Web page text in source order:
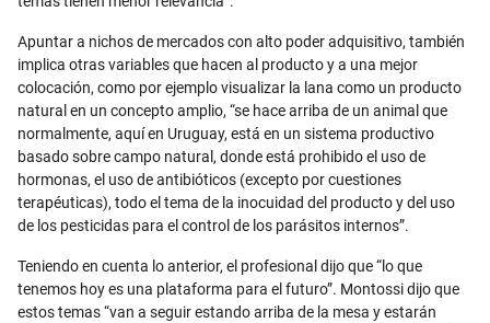
Apuntar a nichos de mercados con alto poder adquisitivo, también
implica otras variables que hacen al producto y a una mejor
colocación, como por ejemplo visualizar la lana como un producto
natural en un concepto amplio, “se hace arriba de un animal que
normalmente, aquí en Uruguay, está en un sistema productivo
basado sobre campo natural, donde está prohibido el uso de
hormonas, el uso de antibióticos (excepto por cuestiones
terapéuticas), todo el tema de la inocuidad del producto y del uso
de los pesticidas para el control de los parásitos internos”.
Teniendo en cuenta lo anterior, el profesional dijo que “lo que
tenemos hoy es una plataforma para el futuro”. Montossi dijo que
estos temas “van a seguir estando arriba de la mesa y estarán